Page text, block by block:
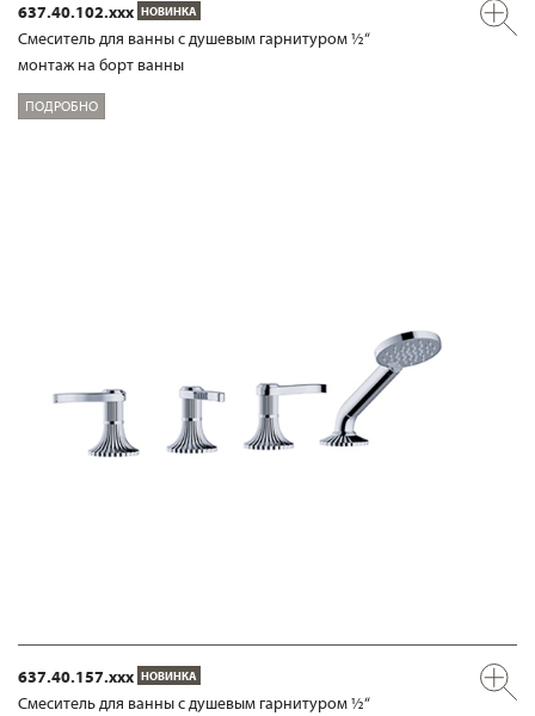
637.40.102.xxx НОВИНКА
Смеситель для ванны с душевым гарнитуром ½“
монтаж на борт ванны
ПОДРОБНО
637.40.157.xxx НОВИНКА
Смеситель для ванны с душевым гарнитуром ½“